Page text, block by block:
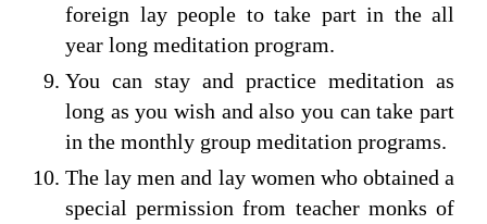
foreign lay people to take part in the all
year long meditation program.
You can stay and practice meditation as
long as you wish and also you can take part
in the monthly group meditation programs.
The lay men and lay women who obtained a
special permission from teacher monks of